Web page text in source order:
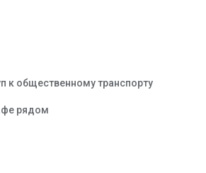
к общественному транспорту
рядом